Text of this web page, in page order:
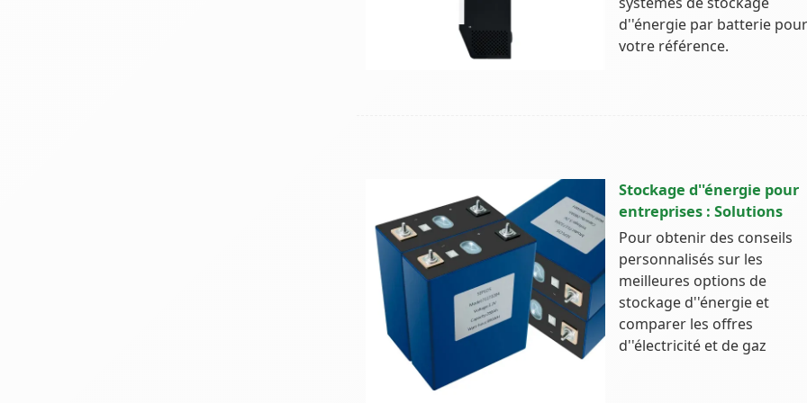
d''énergie par batterie pour
votre référence.
Stockage d''énergie pour
entreprises : Solutions
Pour obtenir des conseils
personnalisés sur les
meilleures options de
stockage d''énergie et
comparer les offres
d''électricité et de gaz